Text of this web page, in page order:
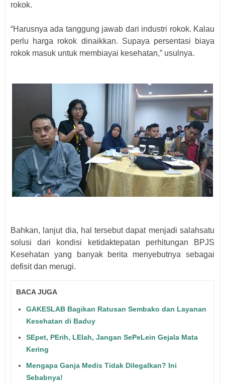
rokok.
“Harusnya ada tanggung jawab dari industri rokok. Kalau
perlu harga rokok dinaikkan. Supaya persentasi biaya
rokok masuk untuk membiayai kesehatan,” usulnya.
Bahkan, lanjut dia, hal tersebut dapat menjadi salahsatu
solusi dari kondisi ketidaktepatan perhitungan BPJS
Kesehatan yang banyak berita menyebutnya sebagai
defisit dan merugi.
BACA JUGA
GAKESLAB Bagikan Ratusan Sembako dan Layanan
Kesehatan di Baduy
SEpet, PErih, LElah, Jangan SePeLein Gejala Mata
Kering
Mengapa Ganja Medis Tidak Dilegalkan? Ini
Sebabnya!